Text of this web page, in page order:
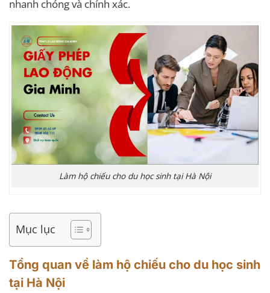
nhanh chóng và chính xác.
Làm hộ chiếu cho du học sinh tại Hà Nội
Mục lục
Tổng quan về làm hộ chiếu cho du học sinh
tại Hà Nội